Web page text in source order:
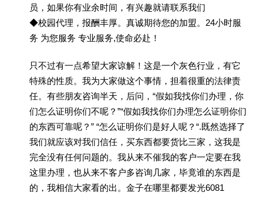
员，如果你有业余时间，有兴趣就请联系我们
◆校园代理，报酬丰厚。真诚期待您的加盟。24小时服
务 为您服务 专业服务,使命必赴！
只不过有一点希望大家谅解！这是一个灰色行业，有它
特殊的性质。我为大家做这个事情，担着很重的法律责
任。有些朋友咨询半天，后问，“假如我找你们办理，你
们怎么证明你们不呢？”“假如我找你们办理怎么证明你们
的东西可靠呢？” “怎么证明你们是好人呢？“.既然选择了
我们就应该对我们信任，买东西都要货比三家，这我是
完全没有任何问题的。我从来不催我的客户一定要在我
这里办理，也从来不客户多咨询几家，毕竟谁的东西是
的，我相信大家看的出。金子在哪里都要发光6081